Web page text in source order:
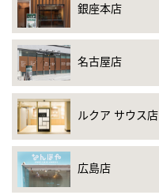
銀座本店
名古屋店
ルクア サウス店
広島店